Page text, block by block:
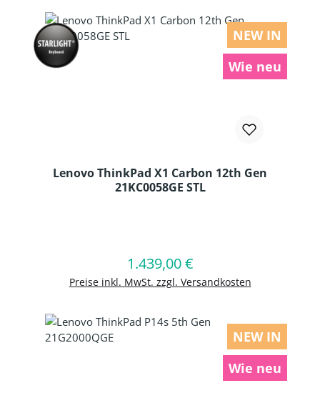
NEW IN
Wie neu
Lenovo ThinkPad X1 Carbon 12th Gen
21KC0058GE STL
Regulärer Preis:
1.439,00 €
Preise inkl. MwSt. zzgl. Versandkosten
In den Warenkorb
NEW IN
Wie neu